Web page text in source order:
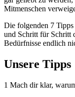
Mitmenschen
Die folgenden 7 Tipps
und Schritt für Schritt
Bedürfnisse endlich
Unsere Tipps
1 Mach dir klar,